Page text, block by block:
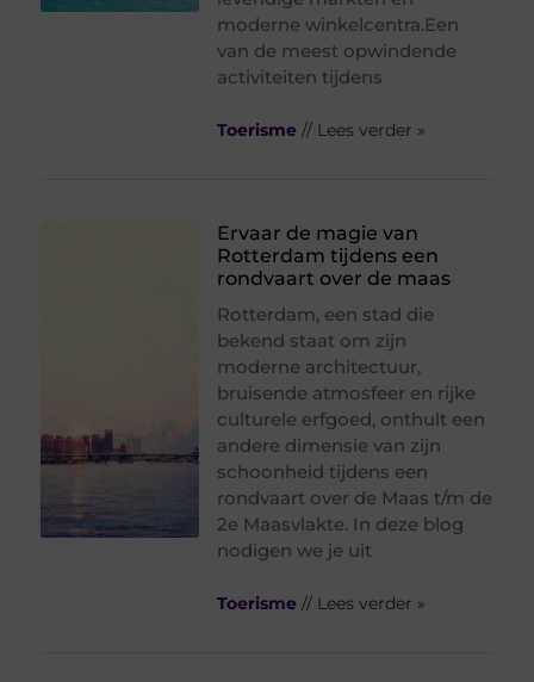
moderne winkelcentra.Een
van de meest opwindende
activiteiten tijdens
Toerisme // Lees verder »
Ervaar de magie van
Rotterdam tijdens een
rondvaart over de maas
Rotterdam, een stad die
bekend staat om zijn
moderne architectuur,
bruisende atmosfeer en rijke
culturele erfgoed, onthult een
andere dimensie van zijn
schoonheid tijdens een
rondvaart over de Maas t/m de
2e Maasvlakte. In deze blog
nodigen we je uit
Toerisme // Lees verder »